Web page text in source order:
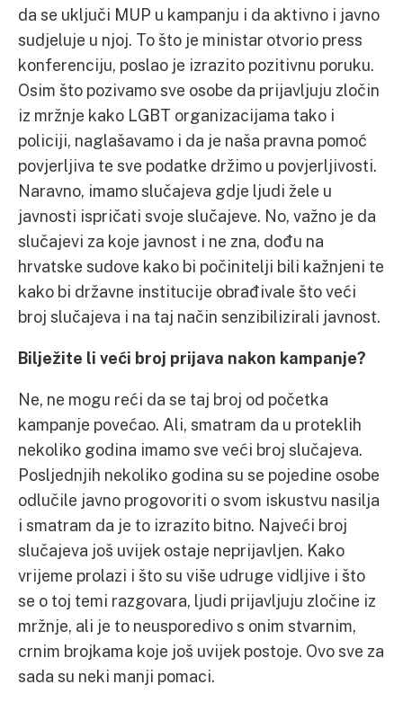
da se uključi MUP u kampanju i da aktivno i javno
sudjeluje u njoj. To što je ministar otvorio press
konferenciju, poslao je izrazito pozitivnu poruku.
Osim što pozivamo sve osobe da prijavljuju zločin
iz mržnje kako LGBT organizacijama tako i
policiji, naglašavamo i da je naša pravna pomoć
povjerljiva te sve podatke držimo u povjerljivosti.
Naravno, imamo slučajeva gdje ljudi žele u
javnosti ispričati svoje slučajeve. No, važno je da
slučajevi za koje javnost i ne zna, dođu na
hrvatske sudove kako bi počinitelji bili kažnjeni te
kako bi državne institucije obrađivale što veći
broj slučajeva i na taj način senzibilizirali javnost.
Bilježite li veći broj prijava nakon kampanje?
Ne, ne mogu reći da se taj broj od početka
kampanje povećao. Ali, smatram da u proteklih
nekoliko godina imamo sve veći broj slučajeva.
Posljednjih nekoliko godina su se pojedine osobe
odlučile javno progovoriti o svom iskustvu nasilja
i smatram da je to izrazito bitno. Najveći broj
slučajeva još uvijek ostaje neprijavljen. Kako
vrijeme prolazi i što su više udruge vidljive i što
se o toj temi razgovara, ljudi prijavljuju zločine iz
mržnje, ali je to neusporedivo s onim stvarnim,
crnim brojkama koje još uvijek postoje. Ovo sve za
sada su neki manji pomaci.